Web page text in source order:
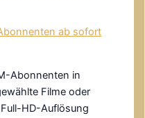
Abonnenten in
Filme oder
HD-Auflösung